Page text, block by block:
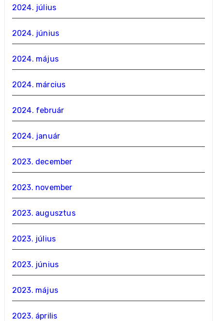
2024. július
2024. június
2024. május
2024. március
2024. február
2024. január
2023. december
2023. november
2023. augusztus
2023. július
2023. június
2023. május
2023. április